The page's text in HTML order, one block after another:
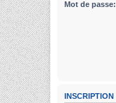
Mot de passe:
INSCRIPTION